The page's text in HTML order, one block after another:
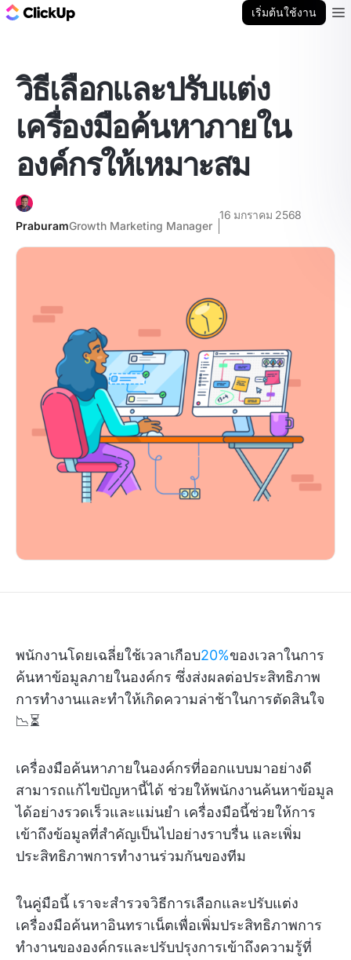
เริ่มต้นใช้งาน
วิธีเลือกและปรับแต่ง
เครื่องมือค้นหาภายใน
องค์กรให้เหมาะสม
PraburamGrowth Marketing Manager
16 มกราคม 2568
พนักงานโดยเฉลี่ยใช้เวลาเกือบ20%ของเวลาในการ
ค้นหาข้อมูลภายในองค์กร ซึ่งส่งผลต่อประสิทธิภาพ
การทำงานและทำให้เกิดความล่าช้าในการตัดสินใจ
📉⏳
เครื่องมือค้นหาภายในองค์กรที่ออกแบบมาอย่างดี
สามารถแก้ไขปัญหานี้ได้ ช่วยให้พนักงานค้นหาข้อมูล
ได้อย่างรวดเร็วและแม่นยำ เครื่องมือนี้ช่วยให้การ
เข้าถึงข้อมูลที่สำคัญเป็นไปอย่างราบรื่น และเพิ่ม
ประสิทธิภาพการทำงานร่วมกันของทีม
ในคู่มือนี้ เราจะสำรวจวิธีการเลือกและปรับแต่ง
เครื่องมือค้นหาอินทราเน็ตเพื่อเพิ่มประสิทธิภาพการ
ทำงานขององค์กรและปรับปรุงการเข้าถึงความรู้ที่